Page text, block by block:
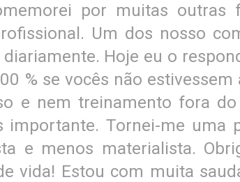
por muitas outras
Um dos nosso
Hoje eu o
% se vocês não estivessem
e nem treinamento fora
Tornei-me uma
e menos materialista.
vida! Estou com muita